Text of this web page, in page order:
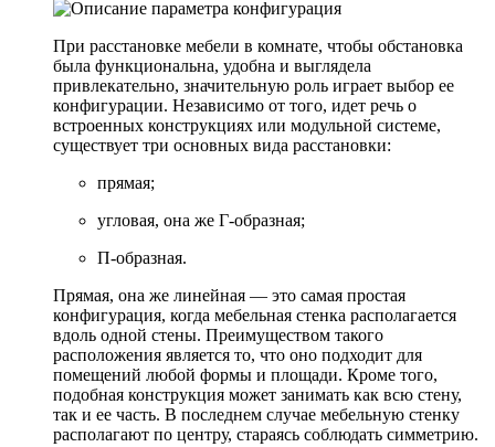
При расстановке мебели в комнате, чтобы обстановка
была функциональна, удобна и выглядела
привлекательно, значительную роль играет выбор ее
конфигурации. Независимо от того, идет речь о
встроенных конструкциях или модульной системе,
существует три основных вида расстановки:
прямая;
угловая, она же Г-образная;
П-образная.
Прямая, она же линейная — это самая простая
конфигурация, когда мебельная стенка располагается
вдоль одной стены. Преимуществом такого
расположения является то, что оно подходит для
помещений любой формы и площади. Кроме того,
подобная конструкция может занимать как всю стену,
так и ее часть. В последнем случае мебельную стенку
располагают по центру, стараясь соблюдать симметрию.